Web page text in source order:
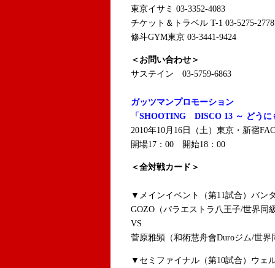
東京イサミ 03-3352-4083
チケット＆トラベル T-1 03-5275-
修斗GYM東京 03-3441-9424
＜お問い合わせ＞
サステイン 03-5759-6863
ガッツマンプロモーション
「SHOOTING DISCO 13 ～ どう
2010年10月16日（土）東京・新宿
開場17：00 開始18：00
＜全対戦カード＞
▼メインイベント（第11試合）バン
GOZO（パラエストラ八王子/世界同
VS
菅原雅顕（和術慧舟會Duroジム/世界
▼セミファイナル（第10試合）ウェ